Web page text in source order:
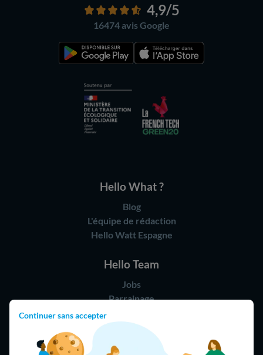
Continuer sans accepter
4,9/5
16474 avisGoogle
Hello What ?
Blog
L'équipe de rédaction
Hello Watt Espagne
Hello Team
Jobs
Parrainage
Rejoindre notre réseau d'artisans